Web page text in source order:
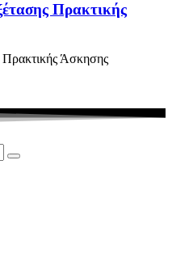
Πρακτικής
Πρακτικής Άσκησης